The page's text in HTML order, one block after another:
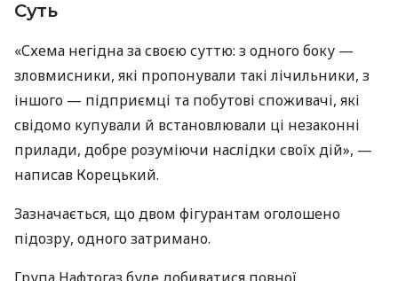
Суть
«Схема негідна за своєю суттю: з одного боку —
зловмисники, які пропонували такі лічильники, з
іншого — підприємці та побутові споживачі, які
свідомо купували й встановлювали ці незаконні
прилади, добре розуміючи наслідки своїх дій», —
написав Корецький.
Зазначається, що двом фігурантам оголошено
підозру, одного затримано.